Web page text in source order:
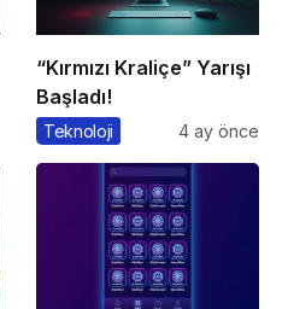
“Kırmızı Kraliçe” Yarışı
Başladı!
Teknoloji 4 ay önce